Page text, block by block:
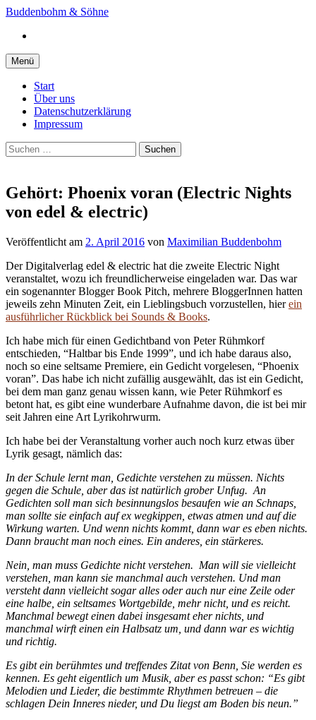
Springe
Inhalt
Buddenbohm & Söhne
Menü
Start
Über uns
Datenschutzerklärung
Impressum
Suchen
nach:
Gehört: Phoenix voran (Electric Nights
von edel & electric)
Veröffentlicht am 2. April 2016 von Maximilian Buddenbohm
Der Digitalverlag edel & electric hat die zweite Electric Night
veranstaltet, wozu ich freundlicherweise eingeladen war. Das war
ein sogenannter Blogger Book Pitch, mehrere BloggerInnen hatten
jeweils zehn Minuten Zeit, ein Lieblingsbuch vorzustellen, hierein
ausführlicher Rückblick bei Sounds & Books.
Ich habe mich für einen Gedichtband von Peter Rühmkorf
entschieden, “Haltbar bis Ende 1999”, und ich habe daraus also,
noch so eine seltsame Premiere, ein Gedicht vorgelesen, “Phoenix
voran”. Das habe ich nicht zufällig ausgewählt, das ist ein Gedicht,
bei dem man ganz genau wissen kann, wie Peter Rühmkorf es
betont hat, es gibt eine wunderbare Aufnahme davon, die ist bei mir
seit Jahren eine Art Lyrikohrwurm.
Ich habe bei der Veranstaltung vorher auch noch kurz etwas über
Lyrik gesagt, nämlich das:
In der Schule lernt man, Gedichte verstehen zu müssen. Nichts
gegen die Schule, aber das ist natürlich grober Unfug. An
Gedichten soll man sich besinnungslos besaufen wie an Schnaps,
man sollte sie einfach auf ex wegkippen, etwas atmen und auf die
Wirkung warten. Und wenn nichts kommt, dann war es eben nichts.
Dann braucht man noch eines. Ein anderes, ein stärkeres.
Nein, man muss Gedichte nicht verstehen. Man will sie vielleicht
verstehen, man kann sie manchmal auch verstehen. Und man
versteht dann vielleicht sogar alles oder auch nur eine Zeile oder
eine halbe, ein seltsames Wortgebilde, mehr nicht, und es reicht.
Manchmal bewegt einen dabei insgesamt eher nichts, und
manchmal wirft einen ein Halbsatz um, und dann war es wichtig
und richtig.
Es gibt ein berühmtes und treffendes Zitat von Benn, Sie werden es
kennen. Es geht eigentlich um Musik, aber es passt schon: “Es gibt
Melodien und Lieder, die bestimmte Rhythmen betreuen – die
schlagen Dein Inneres nieder, und Du liegst am Boden bis neun.”